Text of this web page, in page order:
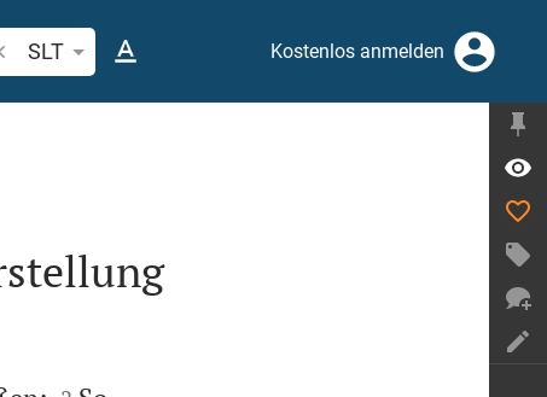
oder Begriff suchen
SLT Kostenlos anmelden